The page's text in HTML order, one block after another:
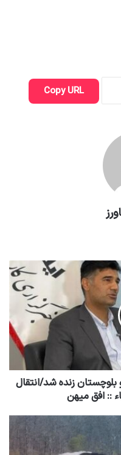
Copy URL
زنده شد/انتقال
:: افق میهن